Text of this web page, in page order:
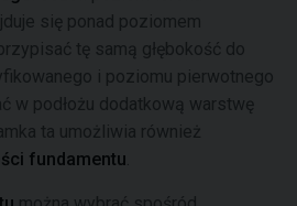
się ponad poziomem
tę samą głębokość do
i poziomu pierwotnego
w podłożu dodatkową warstwę
ta umożliwia również
fundamentu